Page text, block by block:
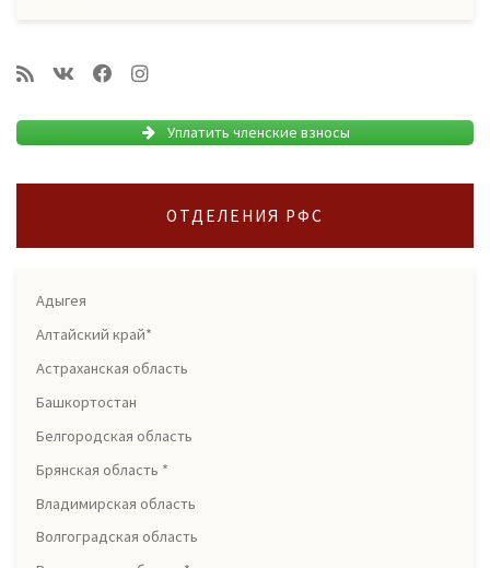
Уплатить членские взносы
ОТДЕЛЕНИЯ РФС
Адыгея
Алтайский край*
Астраханская область
Башкортостан
Белгородская область
Брянская область *
Владимирская область
Волгоградская область